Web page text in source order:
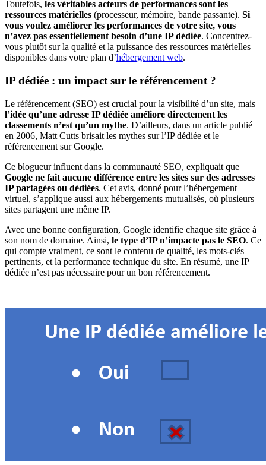
Toutefois, les véritables acteurs de performances sont les
ressources matérielles (processeur, mémoire, bande passante). Si
vous voulez améliorer les performances de votre site, vous
n’avez pas essentiellement besoin d’une IP dédiée. Concentrez-
vous plutôt sur la qualité et la puissance des ressources matérielles
disponibles dans votre plan d’hébergement web.
IP dédiée : un impact sur le référencement ?
Le référencement (SEO) est crucial pour la visibilité d’un site, mais
l’idée qu’une adresse IP dédiée améliore directement les
classements n’est qu’un mythe. D’ailleurs, dans un article publié
en 2006, Matt Cutts brisait les mythes sur l’IP dédiée et le
référencement sur Google.
Ce blogueur influent dans la communauté SEO, expliquait que
Google ne fait aucune différence entre les sites sur des adresses
IP partagées ou dédiées. Cet avis, donné pour l’hébergement
virtuel, s’applique aussi aux hébergements mutualisés, où plusieurs
sites partagent une même IP.
Avec une bonne configuration, Google identifie chaque site grâce à
son nom de domaine. Ainsi, le type d’IP n’impacte pas le SEO. Ce
qui compte vraiment, ce sont le contenu de qualité, les mots-clés
pertinents, et la performance technique du site. En résumé, une IP
dédiée n’est pas nécessaire pour un bon référencement.